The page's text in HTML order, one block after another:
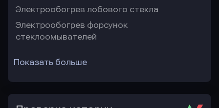
Электрообогрев лобового стекла
Электрообогрев форсунок
стеклоомывателей
Показать больше